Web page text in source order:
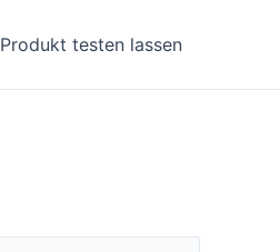
Produkt testen lassen